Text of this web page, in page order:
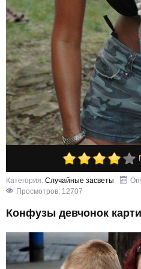
Категория: Случайные засветы
Просмотров: 12707
Конфузы девчонок